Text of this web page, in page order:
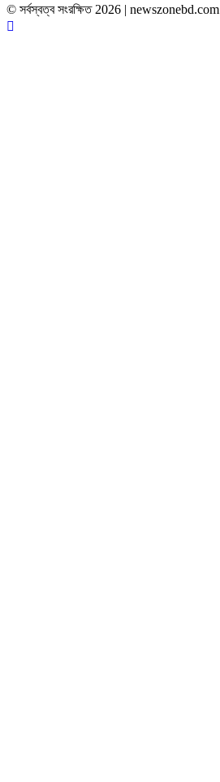
© সর্বস্বত্ব সংরক্ষিত 2026 | newszonebd.com